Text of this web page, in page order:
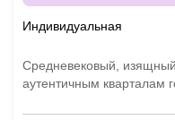
Индивидуальная
Средневековый,
аутентичным кварталам